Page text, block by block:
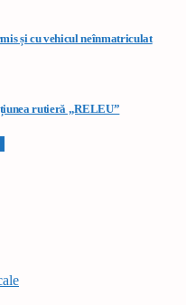
și cu vehicul neînmatriculat
rutieră „RELEU”